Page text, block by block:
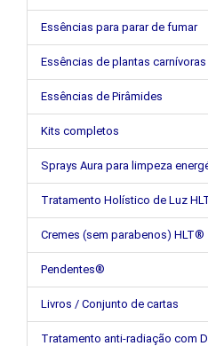
Essências para parar de fumar
Essências de plantas carnívoras
Essências de Pirâmides
Kits completos
Sprays Aura para limpeza
Tratamento Holístico de Luz
Cremes (sem parabenos) HLT®
Pendentes®
Livros / Conjunto de cartas
Tratamento anti-radiação com